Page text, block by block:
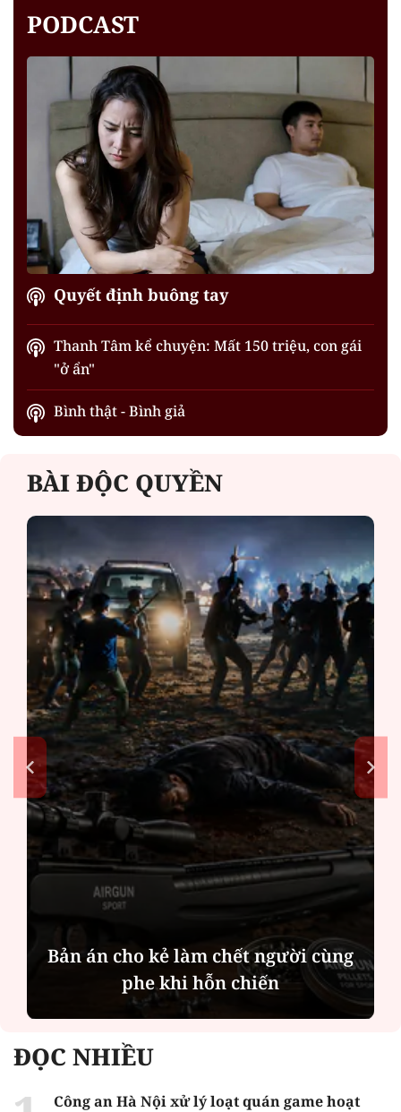
PODCAST
Quyết định buông tay
Thanh Tâm kể chuyện: Mất 150 triệu, con gái
"ở ẩn"
Bình thật - Bình giả
BÀI ĐỘC QUYỀN
Bản án cho kẻ làm chết người cùng
phe khi hỗn chiến
ĐỌC NHIỀU
Công an Hà Nội xử lý loạt quán game hoạt